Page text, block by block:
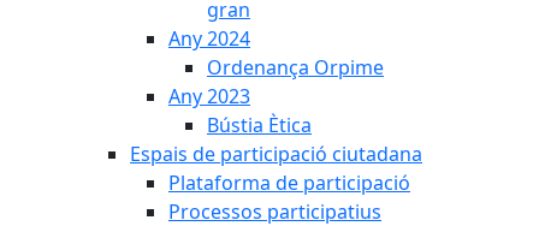
gran
Any 2024
Ordenança Orpime
Any 2023
Bústia Ètica
Espais de participació ciutadana
Plataforma de participació
Processos participatius